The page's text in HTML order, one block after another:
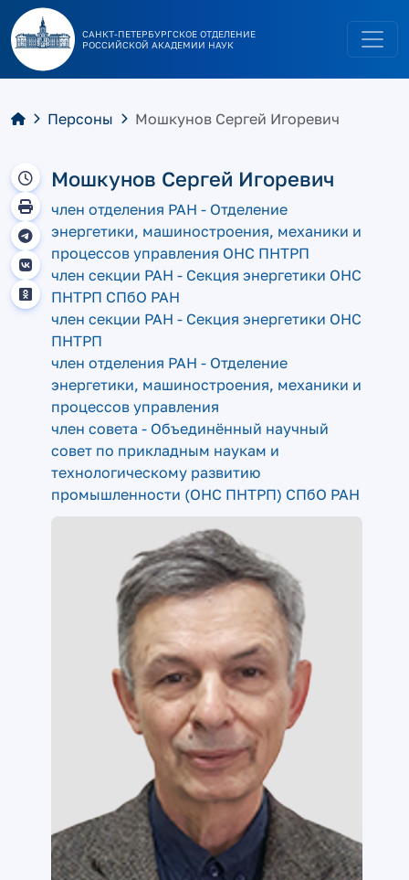
САНКТ-ПЕТЕРБУРГСКОЕ ОТДЕЛЕНИЕ
РОССИЙСКОЙ АКАДЕМИИ НАУК
Персоны Мошкунов Сергей Игоревич
Мошкунов Сергей Игоревич
член отделения РАН - Отделение
энергетики, машиностроения, механики и
процессов управления ОНС ПНТРП
член секции РАН - Секция энергетики ОНС
ПНТРП СПбО РАН
член секции РАН - Секция энергетики ОНС
ПНТРП
член отделения РАН - Отделение
энергетики, машиностроения, механики и
процессов управления
член совета - Объединённый научный
совет по прикладным наукам и
технологическому развитию
промышленности (ОНС ПНТРП) СПбО РАН